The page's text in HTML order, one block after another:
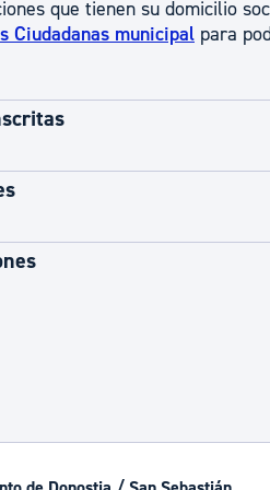
que tienen su domicilio
Ciudadanas municipal para